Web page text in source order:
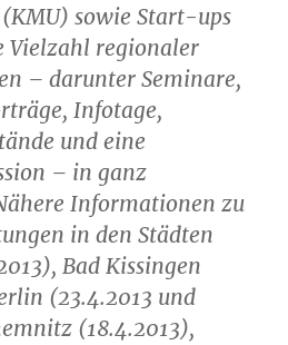
sowie Start-ups
Vielzahl regionaler
– darunter Seminare,
Infotage,
und eine
– in ganz
Informationen zu
in den Städten
Bad Kissingen
(23.4.2013 und
(18.4.2013),